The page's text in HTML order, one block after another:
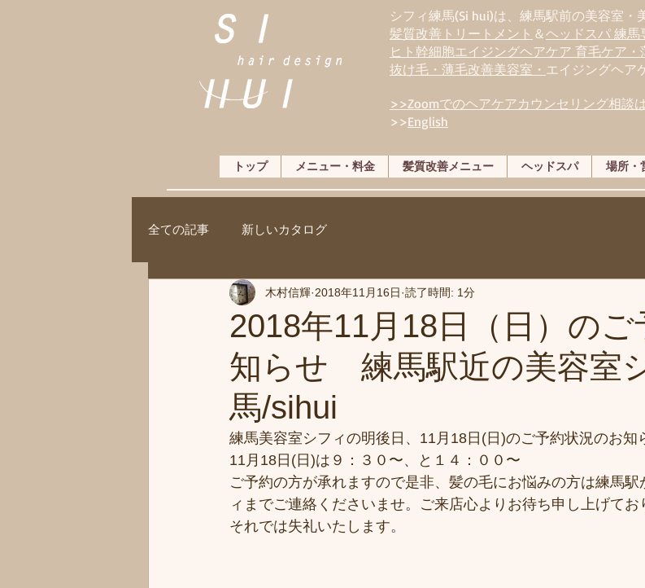
シフィ練馬(Si hui)は、 練馬駅前の美容室・
髪質改善トリートメント ＆ヘッドスパ 練馬
ヒト幹細胞エイジングヘアケア 育毛ケア
抜け毛・薄毛改善美容室・ エイジングヘア
>>Zoomでのヘアケアカウンセリング相談
>>English
トップ メニュー・料金 髪質改善メニュー ヘッドスパ 場所・
全ての記事 新しいカタログ
2018年11月18日（日）の
知らせ 練馬駅近の美容室
馬/sihui
木村信輝 2018年11月16日 読了時間: 1分
練馬美容室シフィの明後日、11月18日(日)のご予約状況のお知
11月18日(日)は９：３０〜、と１４：００〜
ご予約の方が承れますので是非、髪の毛にお悩みの方は練馬
ィまでご連絡くださいませ。ご来店心よりお待ち申し上げてお
それでは失礼いたします。